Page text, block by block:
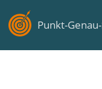
Punkt-